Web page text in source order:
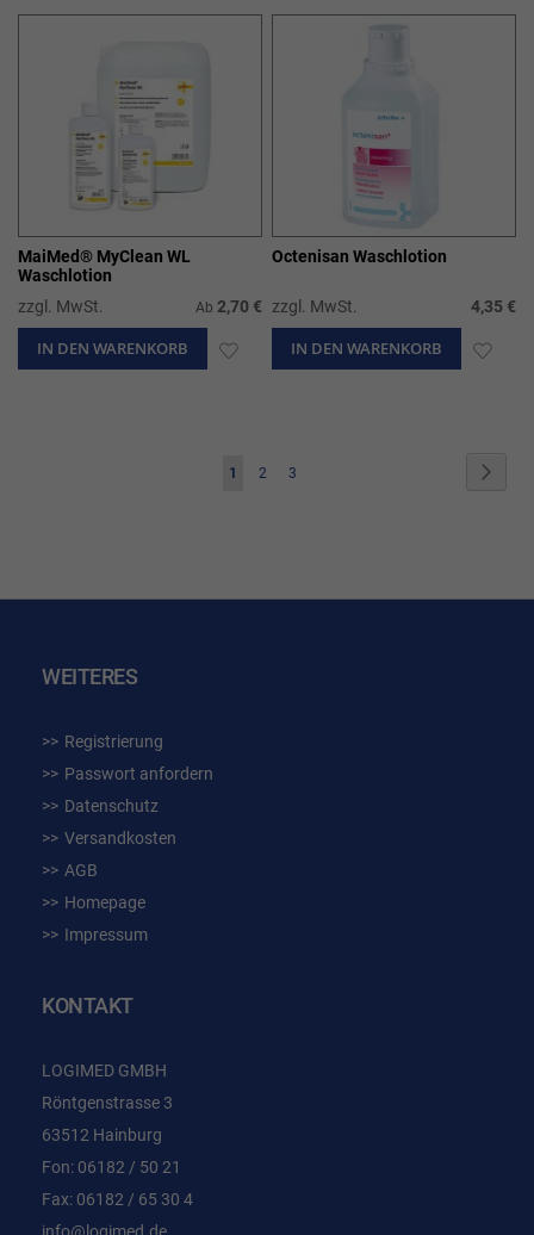
MaiMed® MyClean WL
Waschlotion
zzgl. MwSt.
Ab 2,70 €
IN DEN WARENKORB ZUR
Octenisan Waschlotion
zzgl. MwSt. 4,35 €
IN DEN WARENKORB ZUR
Seite
Sie
1 Seite
2 Seite
3
WEITERES
Registrierung
Passwort anfordern
Datenschutz
Versandkosten
AGB
Homepage
Impressum
KONTAKT
LOGIMED GMBH
Röntgenstrasse 3
63512 Hainburg
Fon: 06182 / 50 21
Fax: 06182 / 65 30 4